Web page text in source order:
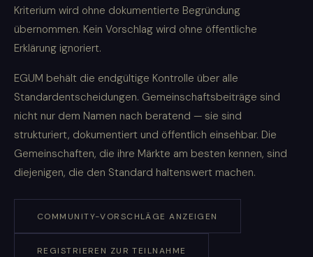
Kriterium wird ohne dokumentierte Begründung
übernommen. Kein Vorschlag wird ohne öffentliche
Erklärung ignoriert.
EGUM behält die endgültige Kontrolle über alle
Standardentscheidungen. Gemeinschaftsbeiträge sind
nicht nur dem Namen nach beratend — sie sind
strukturiert, dokumentiert und öffentlich einsehbar. Die
Gemeinschaften, die ihre Märkte am besten kennen, sind
diejenigen, die den Standard haltenswert machen.
COMMUNITY-VORSCHLÄGE ANZEIGEN
REGISTRIEREN ZUR TEILNAHME